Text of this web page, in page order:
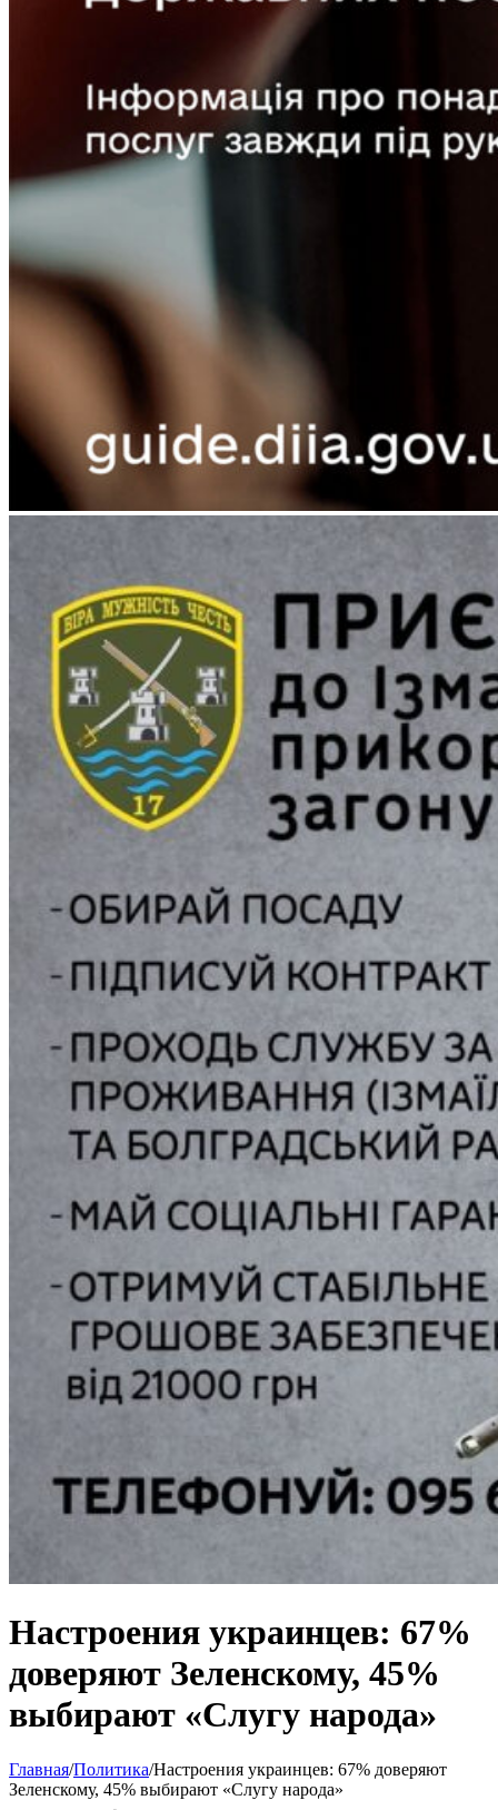
Настроения украинцев: 67%
доверяют Зеленскому, 45%
выбирают «Слугу народа»
Главная/Политика/Настроения украинцев: 67% доверяют
Зеленскому, 45% выбирают «Слугу народа»